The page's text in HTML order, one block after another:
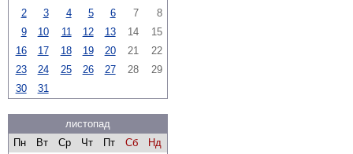
2 3 4 5 6 7
8
9
10 11 12 13 14
15
16
17 18 19 20 21
22
23
24 25 26 27 28
29
30
31
листопад
Пн
Вт Ср Чт Пт Сб
Нд